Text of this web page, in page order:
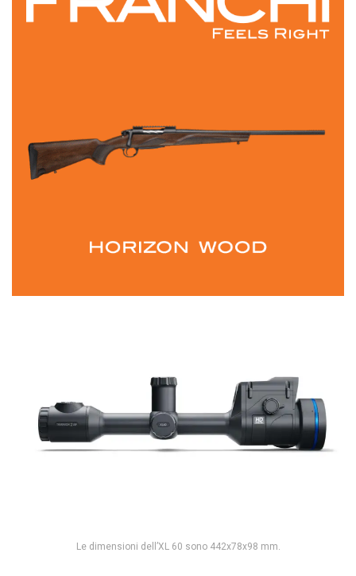
Le dimensioni dell’XL 60 sono 442x78x98 mm.